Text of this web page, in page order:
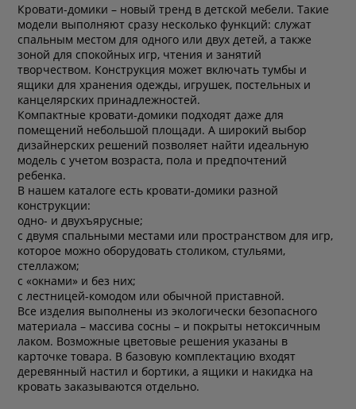
Кровати-домики – новый тренд в детской мебели. Такие
модели выполняют сразу несколько функций: служат
спальным местом для одного или двух детей, а также
зоной для спокойных игр, чтения и занятий
творчеством. Конструкция может включать тумбы и
ящики для хранения одежды, игрушек, постельных и
канцелярских принадлежностей.
Компактные кровати-домики подходят даже для
помещений небольшой площади. А широкий выбор
дизайнерских решений позволяет найти идеальную
модель с учетом возраста, пола и предпочтений
ребенка.
В нашем каталоге есть кровати-домики разной
конструкции:
одно- и двухъярусные;
с двумя спальными местами или пространством для игр,
которое можно оборудовать столиком, стульями,
стеллажом;
с «окнами» и без них;
с лестницей-комодом или обычной приставной.
Все изделия выполнены из экологически безопасного
материала – массива сосны – и покрыты нетоксичным
лаком. Возможные цветовые решения указаны в
карточке товара. В базовую комплектацию входят
деревянный настил и бортики, а ящики и накидка на
кровать заказываются отдельно.